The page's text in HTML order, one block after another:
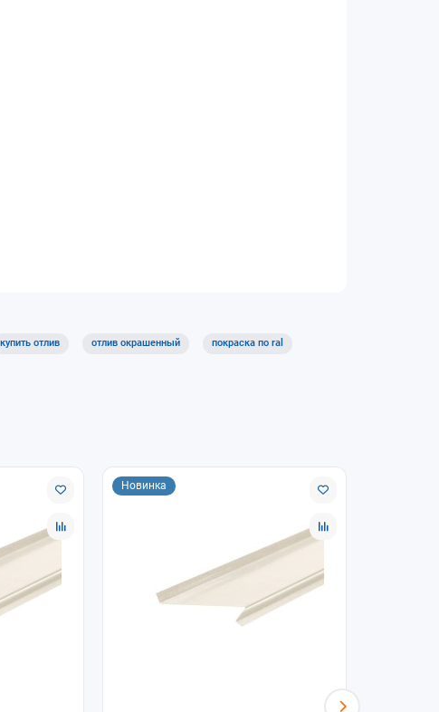
купить отлив отлив окрашенный покраска по ral
Новинка